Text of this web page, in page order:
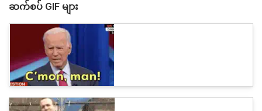
ဆက်စပ် GIF များ